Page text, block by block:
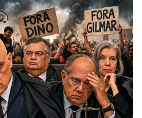
com as operações de
uma